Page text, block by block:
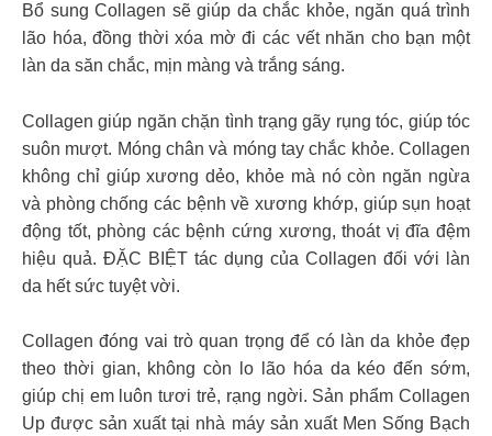
Bổ sung Collagen sẽ giúp da chắc khỏe, ngăn quá trình
lão hóa, đồng thời xóa mờ đi các vết nhăn cho bạn một
làn da săn chắc, mịn màng và trắng sáng.
Collagen giúp ngăn chặn tình trạng gãy rụng tóc, giúp tóc
suôn mượt. Móng chân và móng tay chắc khỏe. Collagen
không chỉ giúp xương dẻo, khỏe mà nó còn ngăn ngừa
và phòng chống các bệnh về xương khớp, giúp sụn hoạt
động tốt, phòng các bệnh cứng xương, thoát vị đĩa đệm
hiệu quả. ĐẶC BIỆT tác dụng của Collagen đối với làn
da hết sức tuyệt vời.
Collagen đóng vai trò quan trọng để có làn da khỏe đẹp
theo thời gian, không còn lo lão hóa da kéo đến sớm,
giúp chị em luôn tươi trẻ, rạng ngời. Sản phẩm Collagen
Up được sản xuất tại nhà máy sản xuất Men Sống Bạch